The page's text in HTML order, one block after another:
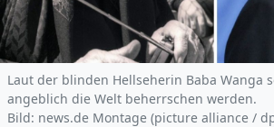
Laut der blinden Hellseherin Baba Wanga
angeblich die Welt beherrschen werden.
Bild: news.de Montage (picture alliance /